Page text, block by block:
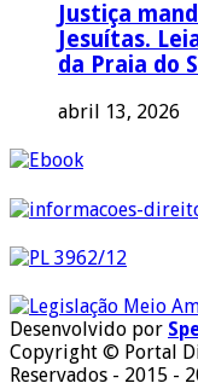
Justiça
Jesuítas.
da Praia do
abril 13, 2026
Desenvolvido por
Copyright © Portal
Reservados - 2015 -